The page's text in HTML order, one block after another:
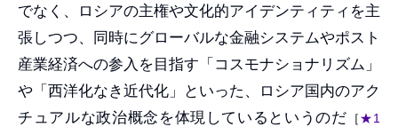
でなく、ロシアの主権や文化的アイデンティティを主
張しつつ、同時にグローバルな金融システムやポスト
産業経済への参入を目指す「コスモナショナリズム」
や「西洋化なき近代化」といった、ロシア国内のアク
チュアルな政治概念を体現しているというのだ ［ ★1